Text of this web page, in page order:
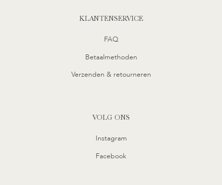
KLANTENSERVICE
FAQ
Betaalmethoden
Verzenden & retourneren
VOLG ONS
Instagram
Facebook